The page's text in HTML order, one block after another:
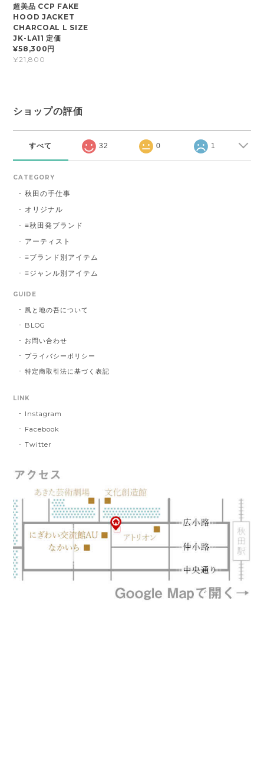
超美品 CCP FAKE
HOOD JACKET
CHARCOAL L SIZE
JK-LA11 定価
¥58,300円
¥21,800
ショップの評価
すべて 32 0 1
CATEGORY
秋田の手仕事
オリジナル
≡秋田発ブランド
アーティスト
≡ブランド別アイテム
≡ジャンル別アイテム
GUIDE
風と地の吾について
BLOG
お問い合わせ
プライバシーポリシー
特定商取引法に基づく表記
LINK
Instagram
Facebook
Twitter